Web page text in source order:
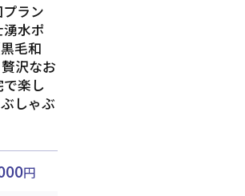
ラン
水ポ
毛和
沢なお
楽し
しゃぶ
円